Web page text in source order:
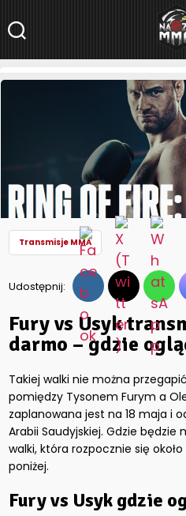
NaszeMMA.pl»Aktualności»Fury
darmo – gdzie oglądać?
Transmisje MMA
Udostępnij:
Fury vs Usyk
darmo – gdzie
Takiej walki nie można
pomiędzy Tysonem Furym a
zaplanowana jest na 18 maja i
Arabii Saudyjskiej. Gdzie
walki, która rozpocznie się
poniżej.
Fury vs Usyk gdzie